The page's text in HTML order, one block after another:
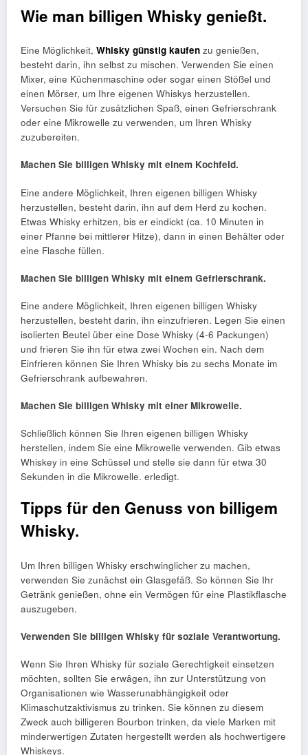
Wie man billigen Whisky genießt.
Eine Möglichkeit, Whisky günstig kaufen zu genießen,
besteht darin, ihn selbst zu mischen. Verwenden Sie einen
Mixer, eine Küchenmaschine oder sogar einen Stößel und
einen Mörser, um Ihre eigenen Whiskys herzustellen.
Versuchen Sie für zusätzlichen Spaß, einen Gefrierschrank
oder eine Mikrowelle zu verwenden, um Ihren Whisky
zuzubereiten.
Machen Sie billigen Whisky mit einem Kochfeld.
Eine andere Möglichkeit, Ihren eigenen billigen Whisky
herzustellen, besteht darin, ihn auf dem Herd zu kochen.
Etwas Whisky erhitzen, bis er eindickt (ca. 10 Minuten in
einer Pfanne bei mittlerer Hitze), dann in einen Behälter oder
eine Flasche füllen.
Machen Sie billigen Whisky mit einem Gefrierschrank.
Eine andere Möglichkeit, Ihren eigenen billigen Whisky
herzustellen, besteht darin, ihn einzufrieren. Legen Sie einen
isolierten Beutel über eine Dose Whisky (4-6 Packungen)
und frieren Sie ihn für etwa zwei Wochen ein. Nach dem
Einfrieren können Sie Ihren Whisky bis zu sechs Monate im
Gefrierschrank aufbewahren.
Machen Sie billigen Whisky mit einer Mikrowelle.
Schließlich können Sie Ihren eigenen billigen Whisky
herstellen, indem Sie eine Mikrowelle verwenden. Gib etwas
Whiskey in eine Schüssel und stelle sie dann für etwa 30
Sekunden in die Mikrowelle. erledigt.
Tipps für den Genuss von billigem
Whisky.
Um Ihren billigen Whisky erschwinglicher zu machen,
verwenden Sie zunächst ein Glasgefäß. So können Sie Ihr
Getränk genießen, ohne ein Vermögen für eine Plastikflasche
auszugeben.
Verwenden Sie billigen Whisky für soziale Verantwortung.
Wenn Sie Ihren Whisky für soziale Gerechtigkeit einsetzen
möchten, sollten Sie erwägen, ihn zur Unterstützung von
Organisationen wie Wasserunabhängigkeit oder
Klimaschutzaktivismus zu trinken. Sie können zu diesem
Zweck auch billigeren Bourbon trinken, da viele Marken mit
minderwertigen Zutaten hergestellt werden als hochwertigere
Whiskeys.